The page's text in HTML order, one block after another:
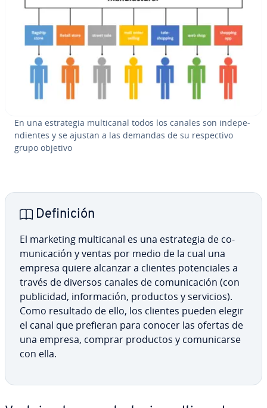
En una es­tra­te­gia mu­l­ti­ca­nal todos los canales son in­de­pe­
n­die­n­tes y se ajustan a las demandas de su re­s­pe­c­ti­vo
grupo objetivo
De­fi­ni­ción
El marketing mu­l­ti­ca­nal es una es­tra­te­gia de co­
mu­ni­ca­ción y ventas por medio de la cual una
empresa quiere alcanzar a clientes po­te­n­cia­les a
través de diversos canales de co­mu­ni­ca­ción (con
pu­bli­ci­dad, in­fo­r­ma­ción, productos y servicios).
Como resultado de ello, los clientes pueden elegir
el canal que prefieran para conocer las ofertas de
una empresa, comprar productos y co­mu­ni­car­se
con ella.